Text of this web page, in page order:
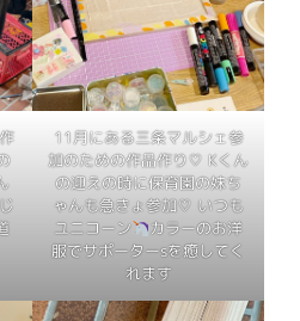
11月にある三条マルシェ参
加のための作品作り♡ Kくん
の迎えの時に保育園の妹ち
ゃんも急きょ参加♡ いつも
ユニコーン
カラーのお洋
服でサポーターsを癒してく
れます